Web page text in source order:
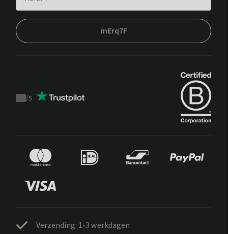
mErq7F
Trustpilot
/5
Verzending: 1-3 werkdagen